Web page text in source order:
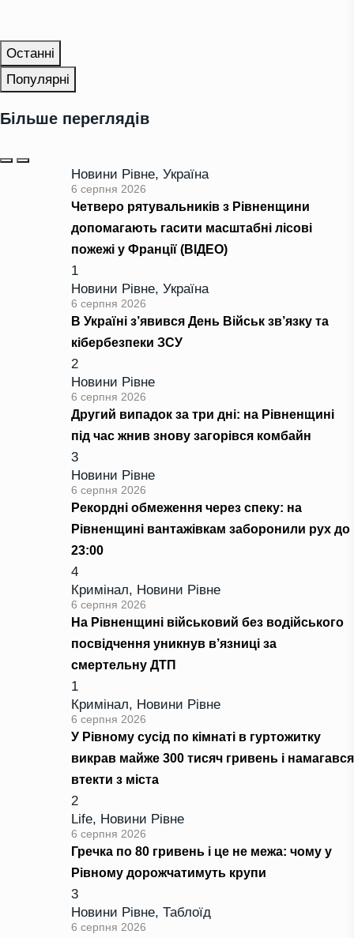
Останні
Популярні
Більше переглядів
Новини Рівне, Україна
6 серпня 2026
Четверо рятувальників з Рівненщини
допомагають гасити масштабні лісові
пожежі у Франції (ВІДЕО)
1
Новини Рівне, Україна
6 серпня 2026
В Україні з’явився День Військ зв’язку та
кібербезпеки ЗСУ
2
Новини Рівне
6 серпня 2026
Другий випадок за три дні: на Рівненщині
під час жнив знову загорівся комбайн
3
Новини Рівне
6 серпня 2026
Рекордні обмеження через спеку: на
Рівненщині вантажівкам заборонили рух до
23:00
4
Кримінал, Новини Рівне
6 серпня 2026
На Рівненщині військовий без водійського
посвідчення уникнув в’язниці за
смертельну ДТП
1
Кримінал, Новини Рівне
6 серпня 2026
У Рівному сусід по кімнаті в гуртожитку
викрав майже 300 тисяч гривень і намагався
втекти з міста
2
Life, Новини Рівне
6 серпня 2026
Гречка по 80 гривень і це не межа: чому у
Рівному дорожчатимуть крупи
3
Новини Рівне, Таблоїд
6 серпня 2026